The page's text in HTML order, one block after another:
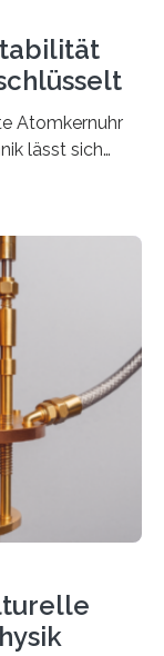
Atomkernuhr
lässt sich
jahrzehntelang
2024 gelang
Durchbruch:
wurde
dass sich